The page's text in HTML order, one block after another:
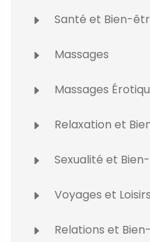
Santé et Bien-
Massages
Massages
Relaxation et
Sexualité et
Voyages et Loisirs
Relations et